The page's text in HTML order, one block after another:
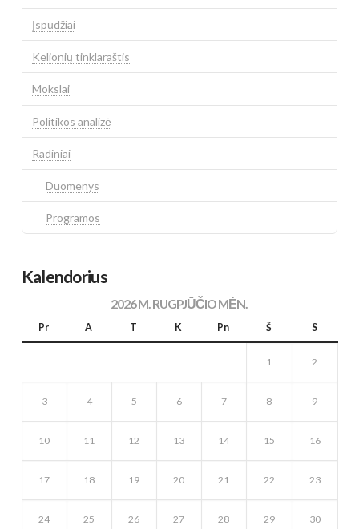
Įspūdžiai
Kelionių tinklaraštis
Mokslai
Politikos analizė
Radiniai
Duomenys
Programos
Kalendorius
2026 M. RUGPJŪČIO MĖN.
Pr A T K Pn Š S
1 2
3 4 5 6 7 8 9
10 11 12 13 14 15 16
17 18 19 20 21 22 23
24 25 26 27 28 29 30